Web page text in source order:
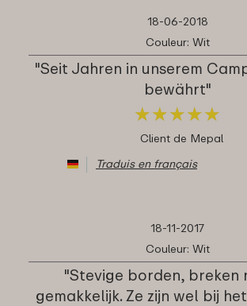
18-06-2018
Couleur: Wit
"Seit Jahren in unserem
bewährt"
★★★★★
★★★★★
Client de Mepal
Traduis en français
18-11-2017
Couleur: Wit
"Stevige borden, breken
gemakkelijk. Ze zijn wel bij